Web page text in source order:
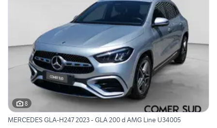
8
MERCEDES GLA-H247 2023 - GLA 200 d AMG Line U34005